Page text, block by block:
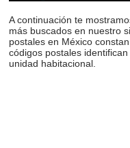
A continuación te
más buscados en nuestro
postales en México
códigos postales
unidad habitacional.